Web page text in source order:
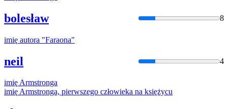
bolesław 8
imię autora "Faraona"
neil 4
imięArmstronga
imięArmstronga, pierwszego człowieka na księżycu